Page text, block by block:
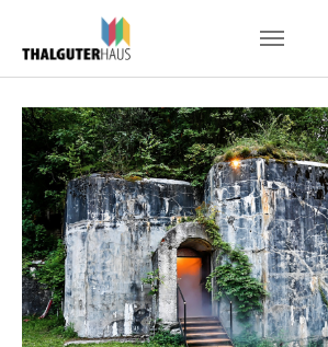
Skip to main content